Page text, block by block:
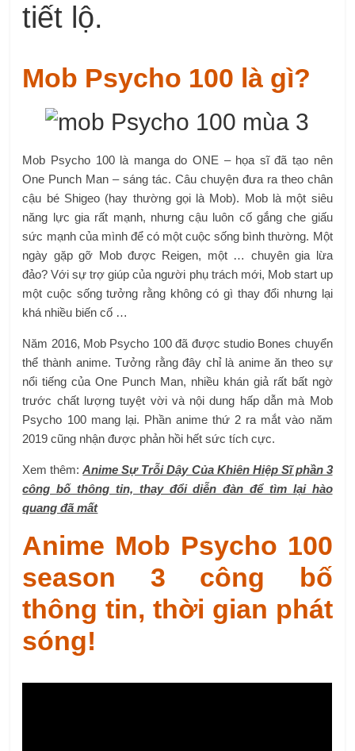
tiết lộ.
Mob Psycho 100 là gì?
Mob Psycho 100 là manga do ONE – họa sĩ đã tạo nên
One Punch Man – sáng tác. Câu chuyện đưa ra theo chân
cậu bé Shigeo (hay thường gọi là Mob). Mob là một siêu
năng lực gia rất mạnh, nhưng cậu luôn cố gắng che giấu
sức mạnh của mình để có một cuộc sống bình thường. Một
ngày gặp gỡ Mob được Reigen, một … chuyên gia lừa
đảo? Với sự trợ giúp của người phụ trách mới, Mob start up
một cuộc sống tưởng rằng không có gì thay đổi nhưng lại
khá nhiều biến cố …
Năm 2016, Mob Psycho 100 đã được studio Bones chuyển
thể thành anime. Tưởng rằng đây chỉ là anime ăn theo sự
nổi tiếng của One Punch Man, nhiều khán giả rất bất ngờ
trước chất lượng tuyệt vời và nội dung hấp dẫn mà Mob
Psycho 100 mang lại. Phần anime thứ 2 ra mắt vào năm
2019 cũng nhận được phản hồi hết sức tích cực.
Xem thêm:Anime Sự Trỗi Dậy Của Khiên Hiệp Sĩ phần 3
công bố thông tin, thay đổi diễn đàn để tìm lại hào
quang đã mất
Anime Mob Psycho 100
season 3 công bố
thông tin, thời gian phát
sóng!